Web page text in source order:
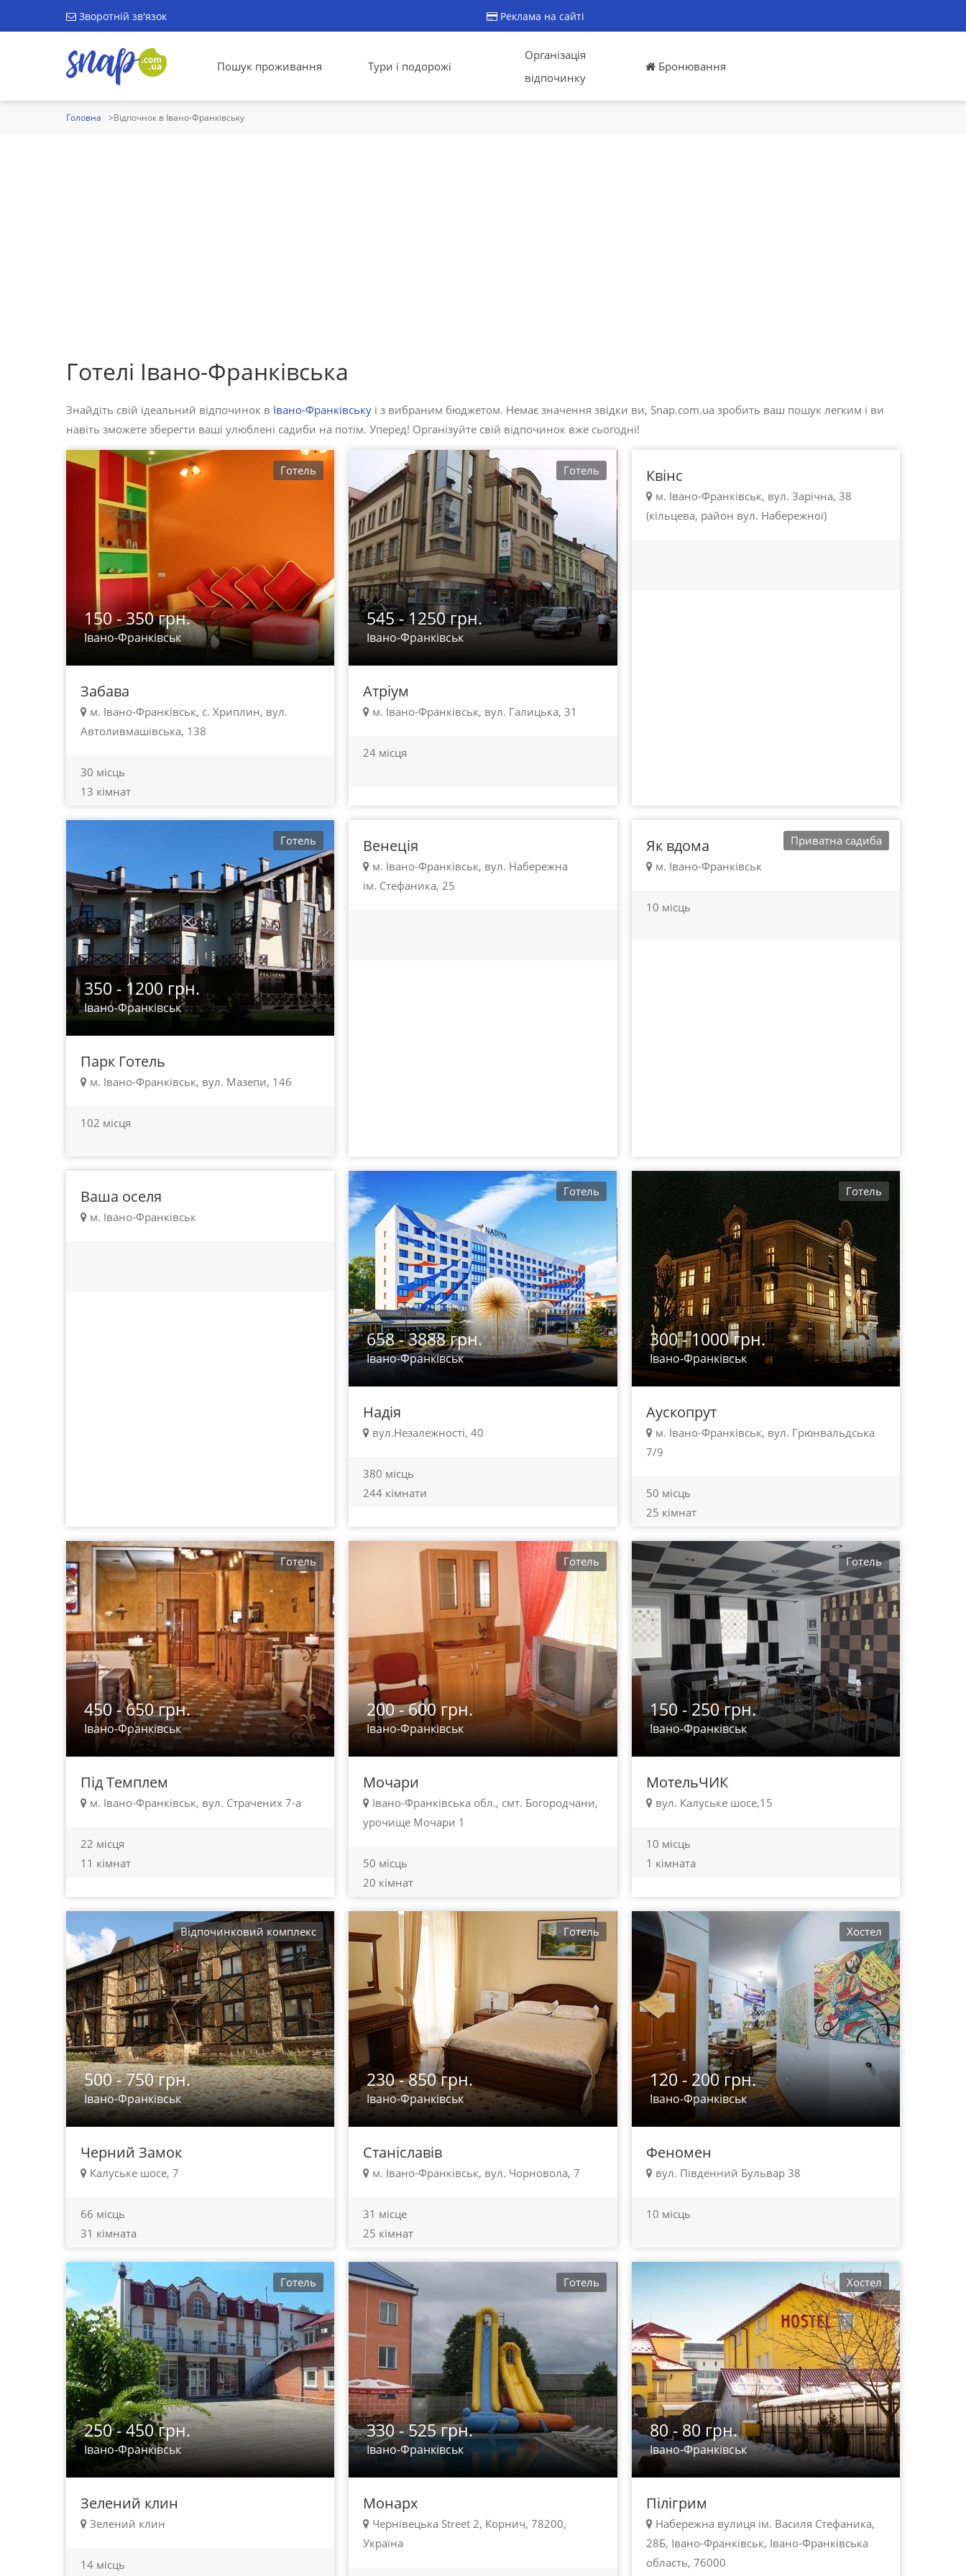
Зворотній зв'язок Реклама на сайті
Пошук проживання Тури і подорожі
Організація
відпочинку
Бронювання
Головна Відпочнок в Івано-Франківську
Готелі Івано-Франківська
Знайдіть свій ідеальний відпочинок в Івано-Франківську і з вибраним бюджетом. Немає значення звідки ви, Snap.com.ua зробить ваш пошук легким і ви
навіть зможете зберегти ваші улюблені садиби на потім. Уперед! Організуйте свій відпочинок вже сьогодні!
150 - 350 грн.
Івано-Франківськ
Забава
м. Івано-Франківськ, с. Хриплин, вул.
Автоливмашівська, 138
30 місць
13 кімнат
Готель
545 - 1250 грн.
Івано-Франківськ
Атріум
м. Івано-Франківськ, вул. Галицька, 31
24 місця
Готель
100 - 450 грн.
Івано-Франківськ
Квінс
м. Івано-Франківськ, вул. Зарічна, 38
(кільцева, район вул. Набережної)
350 - 1200 грн.
Івано-Франківськ
Парк Готель
м. Івано-Франківськ, вул. Мазепи, 146
102 місця
Готель Венеція
м. Івано-Франківськ, вул. Набережна
ім. Стефаника, 25
Як вдома
м. Івано-Франківськ
10 місць
Приватна садиба
100 - 450 грн.
Ваша оселя
м. Івано-Франківськ
658 - 3888 грн.
Івано-Франківськ
Надія
вул.Незалежності, 40
380 місць
244 кімнати
Готель
300 - 1000 грн.
Івано-Франківськ
Аускопрут
м. Івано-Франківськ, вул. Грюнвальдська
7/9
50 місць
25 кімнат
Готель
450 - 650 грн.
Івано-Франківськ
Під Темплем
м. Івано-Франківськ, вул. Страчених 7-а
22 місця
11 кімнат
Готель
200 - 600 грн.
Івано-Франківськ
Мочари
Івано-Франківська обл., смт. Богородчани,
урочище Мочари 1
50 місць
20 кімнат
Готель
150 - 250 грн.
Івано-Франківськ
МотельЧИК
вул. Калуське шосе,15
10 місць
1 кімната
Готель
500 - 750 грн.
Івано-Франківськ
Черний Замок
Калуське шосе, 7
66 місць
31 кімната
Відпочинковий комплекс
230 - 850 грн.
Івано-Франківськ
Станіславів
м. Івано-Франківськ, вул. Чорновола, 7
31 місце
25 кімнат
Готель
120 - 200 грн.
Івано-Франківськ
Феномен
вул. Південний Бульвар 38
10 місць
Хостел
250 - 450 грн.
Івано-Франківськ
Зелений клин
Зелений клин
14 місць
Готель
330 - 525 грн.
Івано-Франківськ
Монарх
Чернівецька Street 2, Корнич, 78200,
Україна
Готель
80 - 80 грн.
Івано-Франківськ
Пілігрим
Набережна вулиця ім. Василя Стефаника,
28Б, Івано-Франківськ, Івано-Франківська
область, 76000
Хостел